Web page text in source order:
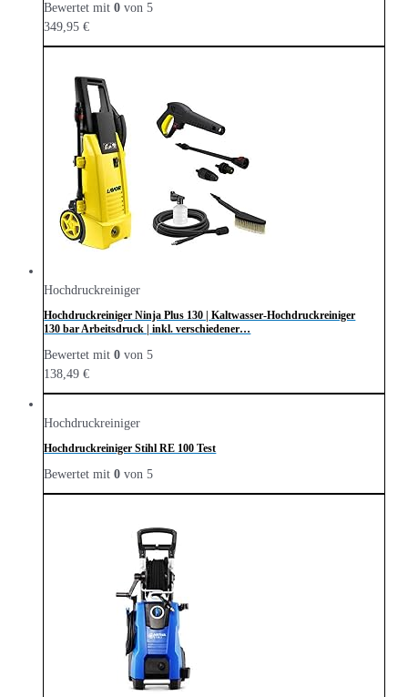
Bewertet mit0 von 5
349,95€
Hochdruckreiniger
Hochdruckreiniger Ninja Plus 130 | Kaltwasser-Hochdruckreiniger
130 bar Arbeitsdruck | inkl. verschiedener…
Bewertet mit0 von 5
138,49€
Hochdruckreiniger
Hochdruckreiniger Stihl RE 100 Test
Bewertet mit0 von 5